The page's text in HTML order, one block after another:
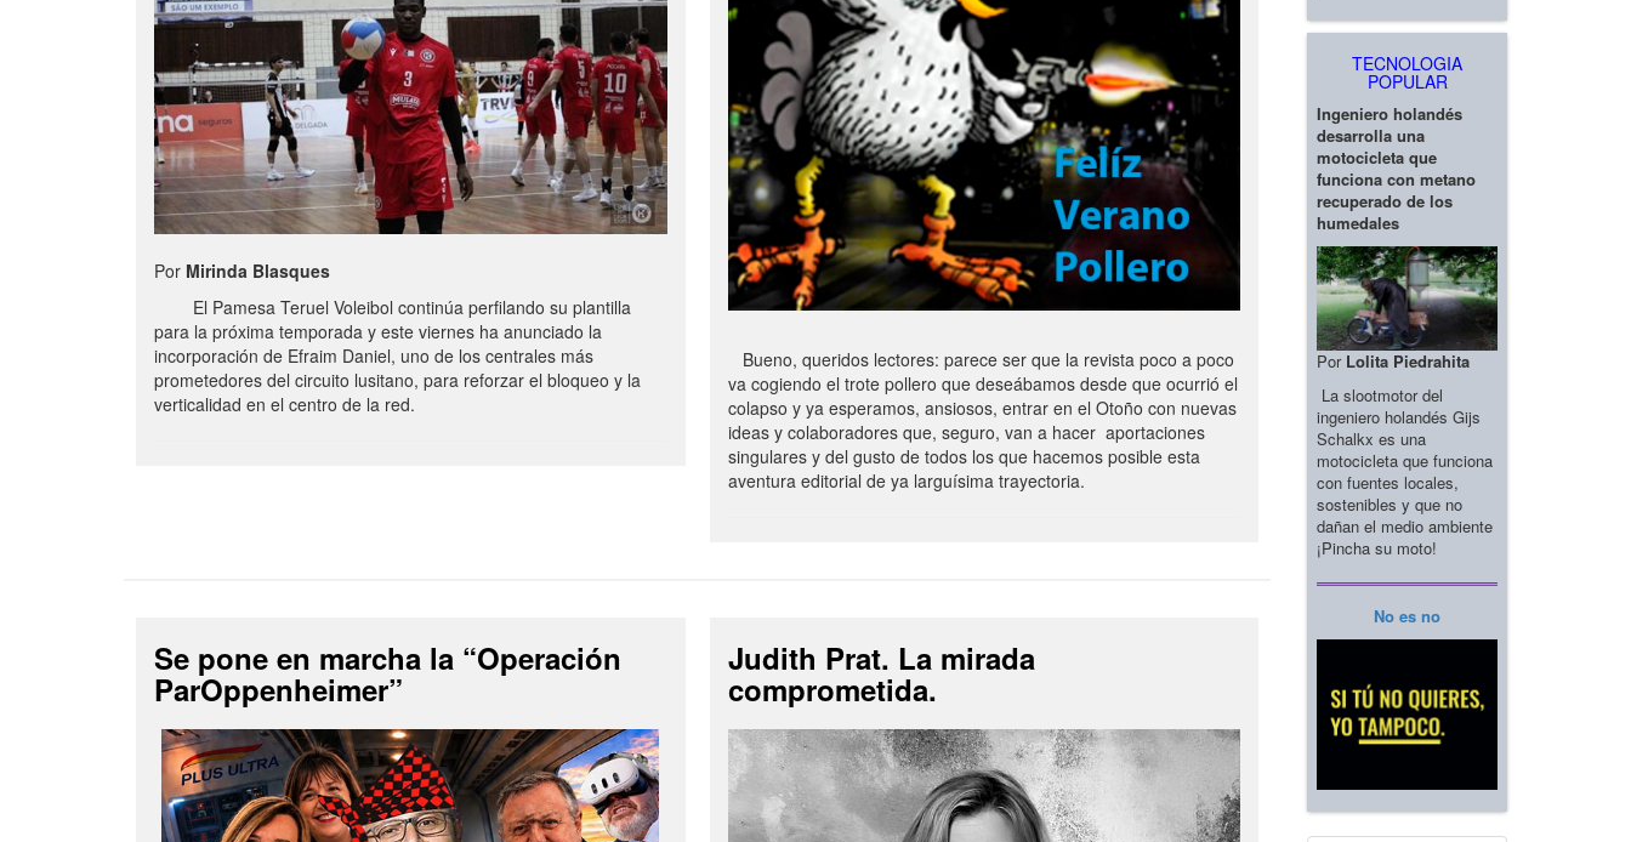
Por Mirinda Blasques
El Pamesa Teruel Voleibol continúa perfilando su plantilla
para la próxima temporada y este viernes ha anunciado la
incorporación de Efraim Daniel, uno de los centrales más
prometedores del circuito lusitano, para reforzar el bloqueo y la
verticalidad en el centro de la red.
Bueno, queridos lectores: parece ser que la revista poco a poco
va cogiendo el trote pollero que deseábamos desde que ocurrió el
colapso y ya esperamos, ansiosos, entrar en el Otoño con nuevas
ideas y colaboradores que, seguro, van a hacer aportaciones
singulares y del gusto de todos los que hacemos posible esta
aventura editorial de ya larguísima trayectoria.
Se pone en marcha la “Operación
ParOppenheimer”
Judith Prat. La mirada
comprometida.
TECNOLOGIA
POPULAR
Ingeniero holandés
desarrolla una
motocicleta que
funciona con metano
recuperado de los
humedales
Por Lolita Piedrahita
La slootmotor del
ingeniero holandés Gijs
Schalkx es una
motocicleta que funciona
con fuentes locales,
sostenibles y que no
dañan el medio ambiente
¡Pincha su moto!
No es no